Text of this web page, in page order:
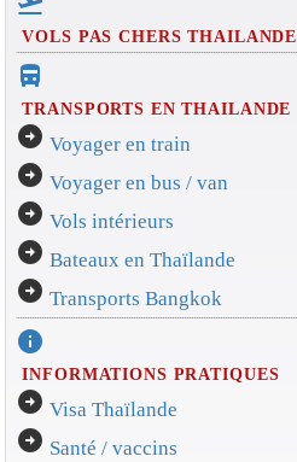
VOLS PAS CHERS THAILANDE
directions_bus_filled
TRANSPORTS EN THAILANDE
arrow_circle_right Voyager en train
arrow_circle_right Voyager en bus / van
arrow_circle_right Vols intérieurs
arrow_circle_right Bateaux en Thaïlande
arrow_circle_right Transports Bangkok
info
INFORMATIONS PRATIQUES
arrow_circle_right Visa Thaïlande
arrow_circle_right Santé / vaccins